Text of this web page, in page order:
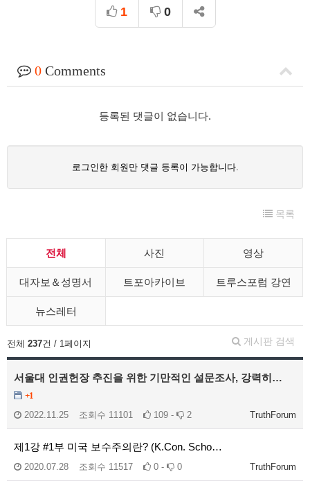
1 0
0 Comments
등록된 댓글이 없습니다.
로그인한 회원만 댓글 등록이 가능합니다.
목록
전체 사진 영상
대자보＆성명서 트포아카이브 트루스포럼 강연
뉴스레터
게시판 검색
전체 237건 / 1페이지
서울대 인권헌장 추진을 위한 기만적인 설문조사, 강력히…
+1
TruthForum
2022.11.25 조회수 11101 109 - 2
제1강 #1부 미국 보수주의란? (K.Con. Scho…
TruthForum
2020.07.28 조회수 11517 0 - 0